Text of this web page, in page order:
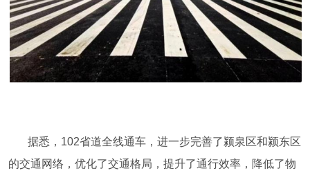
据悉，102省道全线通车，进一步完善了颍泉区和颍东区
的交通网络，优化了交通格局，提升了通行效率，降低了物